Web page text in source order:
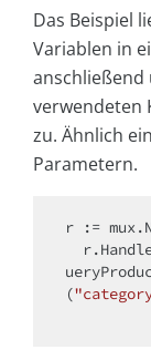
Das Beispiel
Variablen in
anschließend
verwendeten
zu. Ähnlich
Parametern.
r :=
(